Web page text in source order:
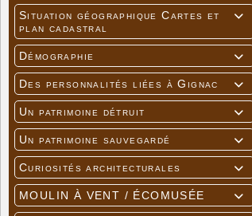

Situation géographique Cartes et
plan cadastral

Démographie

Des personnalités liées à Gignac

Un patrimoine détruit

Un patrimoine sauvegardé

Curiosités architecturales

MOULIN À VENT / ÉCOMUSÉE